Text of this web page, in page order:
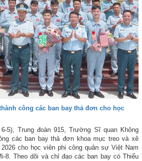
công các ban bay thả đơn cho học
5), Trung đoàn 915, Trường Sĩ quan Không
các ban bay thả đơn khoa mục treo và xê
cho học viên phi công quân sự Việt Nam
8. Theo dõi và chỉ đạo các ban bay có Thiếu